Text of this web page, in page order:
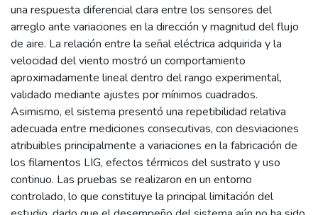
una respuesta diferencial clara entre los sensores del
arreglo ante variaciones en la dirección y magnitud del flujo
de aire. La relación entre la señal eléctrica adquirida y la
velocidad del viento mostró un comportamiento
aproximadamente lineal dentro del rango experimental,
validado mediante ajustes por mínimos cuadrados.
Asimismo, el sistema presentó una repetibilidad relativa
adecuada entre mediciones consecutivas, con desviaciones
atribuibles principalmente a variaciones en la fabricación de
los filamentos LIG, efectos térmicos del sustrato y uso
continuo. Las pruebas se realizaron en un entorno
controlado, lo que constituye la principal limitación del